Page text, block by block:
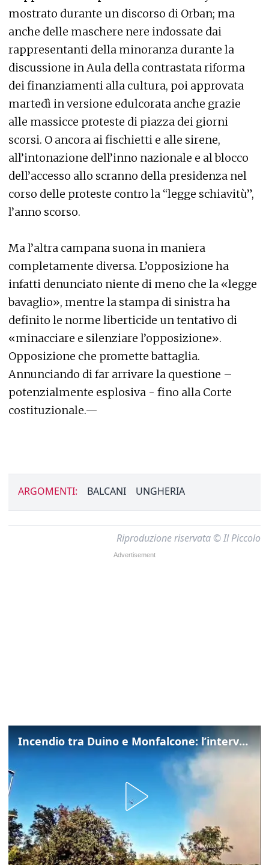
mostrato durante un discorso di Orban; ma
anche delle maschere nere indossate dai
rappresentanti della minoranza durante la
discussione in Aula della contrastata riforma
dei finanziamenti alla cultura, poi approvata
martedì in versione edulcorata anche grazie
alle massicce proteste di piazza dei giorni
scorsi. O ancora ai fischietti e alle sirene,
all’intonazione dell’inno nazionale e al blocco
dell’accesso allo scranno della presidenza nel
corso delle proteste contro la “legge schiavitù”,
l’anno scorso.
Ma l’altra campana suona in maniera
completamente diversa. L’opposizione ha
infatti denunciato niente di meno che la «legge
bavaglio», mentre la stampa di sinistra ha
definito le norme liberticide un tentativo di
«minacciare e silenziare l’opposizione».
Opposizione che promette battaglia.
Annunciando di far arrivare la questione –
potenzialmente esplosiva - fino alla Corte
costituzionale.—
ARGOMENTI: BALCANI UNGHERIA
Riproduzione riservata © Il Piccolo
Incendio tra Duino e Monfalcone: l’intervento dei vigili del fuoco